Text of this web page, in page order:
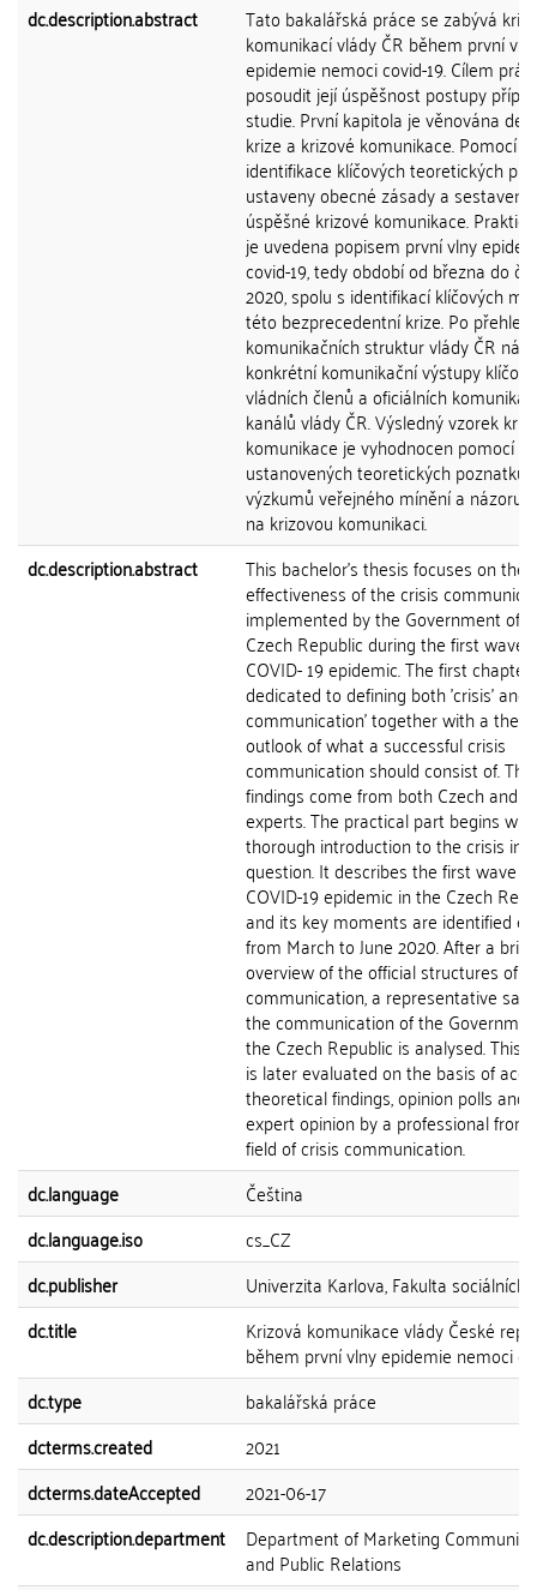
dc.description.abstract
Tato bakalářská práce se zabývá
komunikací vlády ČR během první
epidemie nemoci covid-19. Cílem
posoudit její úspěšnost postupy
studie. První kapitola je věnována
krize a krizové komunikace. Pomocí
identifikace klíčových teoretických
ustaveny obecné zásady a sestaven
úspěšné krizové komunikace.
je uvedena popisem první vlny
covid-19, tedy období od března do
2020, spolu s identifikací klíčových
této bezprecedentní krize. Po
komunikačních struktur vlády ČR
konkrétní komunikační výstupy
vládních členů a oficiálních
kanálů vlády ČR. Výsledný vzorek
komunikace je vyhodnocen pomocí
ustanovených teoretických poznatků,
výzkumů veřejného mínění a názoru
na krizovou komunikaci.
dc.description.abstract
This bachelor's thesis focuses on the
effectiveness of the crisis
implemented by the Government of
Czech Republic during the first wave
COVID- 19 epidemic. The first chapter
dedicated to defining both 'crisis' and
communication' together with a
outlook of what a successful crisis
communication should consist of.
findings come from both Czech and
experts. The practical part begins
thorough introduction to the crisis in
question. It describes the first wave
COVID-19 epidemic in the Czech
and its key moments are identified
from March to June 2020. After a brief
overview of the official structures of
communication, a representative
the communication of the
the Czech Republic is analysed. This
is later evaluated on the basis of
theoretical findings, opinion polls and
expert opinion by a professional
field of crisis communication.
dc.language
Čeština
dc.language.iso
cs_CZ
dc.publisher
Univerzita Karlova, Fakulta sociálních
dc.title
Krizová komunikace vlády České
během první vlny epidemie nemoci
dc.type
bakalářská práce
dcterms.created
2021
dcterms.dateAccepted
2021-06-17
dc.description.department
Department of Marketing
and Public Relations